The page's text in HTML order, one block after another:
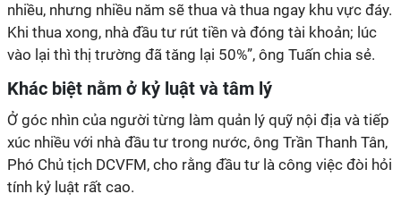
nhiều, nhưng nhiều năm sẽ thua và thua ngay khu vực đáy.
Khi thua xong, nhà đầu tư rút tiền và đóng tài khoản; lúc
vào lại thì thị trường đã tăng lại 50%”, ông Tuấn chia sẻ.
Khác biệt nằm ở kỷ luật và tâm lý
Ở góc nhìn của người từng làm quản lý quỹ nội địa và tiếp
xúc nhiều với nhà đầu tư trong nước, ông Trần Thanh Tân,
Phó Chủ tịch DCVFM, cho rằng đầu tư là công việc đòi hỏi
tính kỷ luật rất cao.